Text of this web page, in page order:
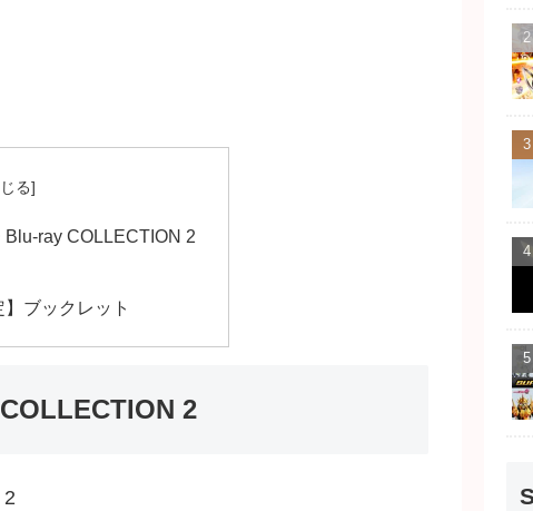
COLLECTION 2
ブックレット
2